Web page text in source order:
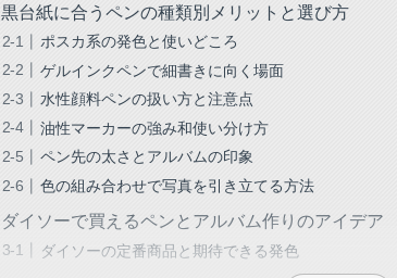
黒台紙に合うペンの種類別メリットと選び方
ポスカ系の発色と使いどころ
ゲルインクペンで細書きに向く場面
水性顔料ペンの扱い方と注意点
油性マーカーの強み和使い分け方
ペン先の太さとアルバムの印象
色の組み合わせで写真を引き立てる方法
ダイソーで買えるペンとアルバム作りのアイデア
ダイソーの定番商品と期待できる発色